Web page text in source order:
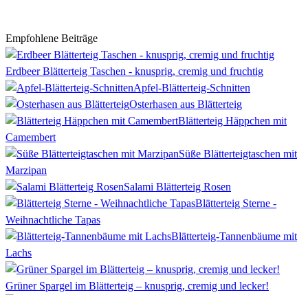
Empfohlene Beiträge
Erdbeer Blätterteig Taschen - knusprig, cremig und fruchtig
Apfel-Blätterteig-Schnitten
Osterhasen aus Blätterteig
Blätterteig Häppchen mit
Camembert
Süße Blätterteigtaschen mit
Marzipan
Salami Blätterteig Rosen
Blätterteig Sterne -
Weihnachtliche Tapas
Blätterteig-Tannenbäume mit
Lachs
Grüner Spargel im Blätterteig – knusprig, cremig und lecker!